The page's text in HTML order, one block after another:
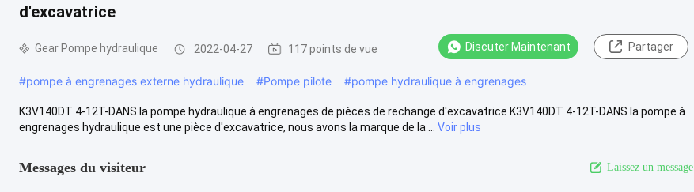
d'excavatrice
Gear Pompe hydraulique 2022-04-27 117 points de vue Discuter Maintenant Partager
#pompe à engrenages externe hydraulique #Pompe pilote #pompe hydraulique à engrenages
K3V140DT 4-12T-DANS la pompe hydraulique à engrenages de pièces de rechange d'excavatrice K3V140DT 4-12T-DANS la pompe à
engrenages hydraulique est une pièce d'excavatrice, nous avons la marque de la ...
Voir plus
Messages du visiteur Laissez un message.